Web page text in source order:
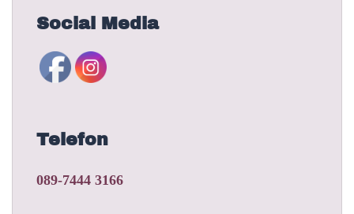
Social Media
Telefon
089-7444 3166